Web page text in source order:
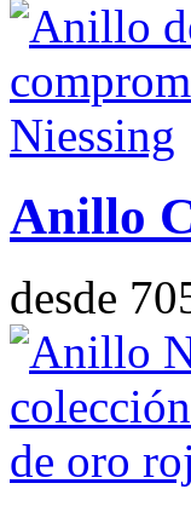
Anillo
desde